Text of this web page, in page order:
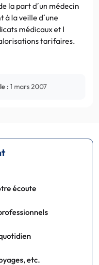
la part d´un médecin
à la veille d´une
médicaux et l
tarifaires.
: 1 mars 2007
écoute
etc.